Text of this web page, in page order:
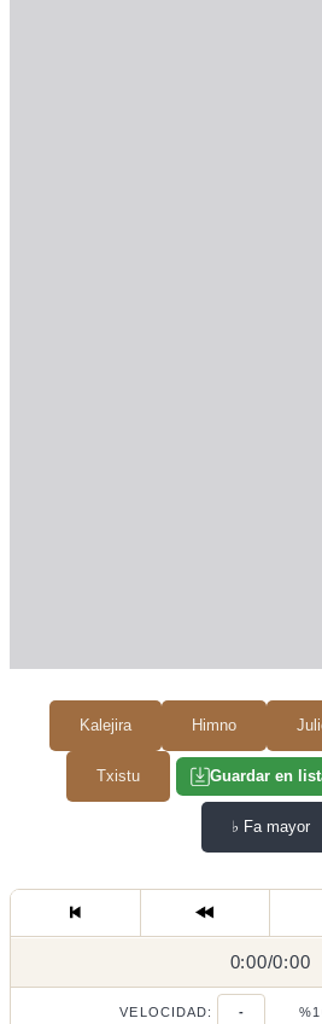
Kalejira Himno
Txistu Guardar en
♭ Fa mayor
0:00/
0:00/0:00
VELOCIDAD: -